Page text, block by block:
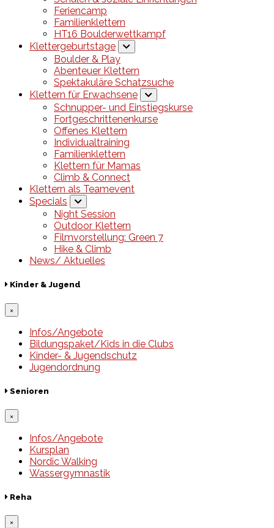
Feriencamp
Familienklettern
HT16 Boulderwettkampf
Klettergeburtstage
Boulder & Play
Abenteuer Klettern
Spektakuläre Schatzsuche
Klettern für Erwachsene
Schnupper- und Einstiegskurse
Fortgeschrittenenkurse
Offenes Klettern
Individualtraining
Familienklettern
Klettern für Mamas
Climb & Connect
Klettern als Teamevent
Specials
Night Session
Outdoor Klettern
Filmvorstellung: Green 7
Hike & Climb
News/ Aktuelles
Kinder & Jugend
×
Infos/Angebote
Bildungspaket/Kids in die Clubs
Kinder- & Jugendschutz
Jugendordnung
Senioren
×
Infos/Angebote
Kursplan
Nordic Walking
Wassergymnastik
Reha
×